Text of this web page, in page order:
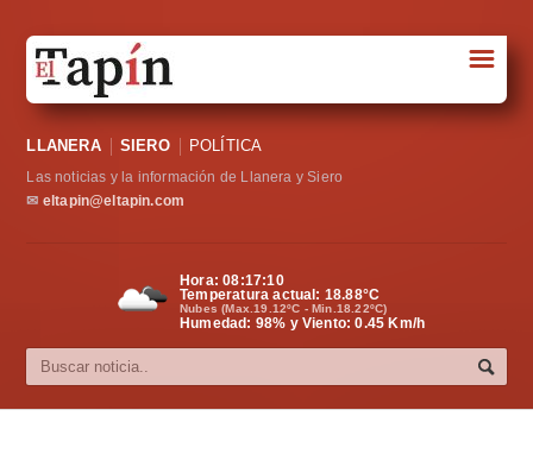
Sociedad
Política
Cultura
☰
LLANERA SIERO POLÍTICA
Las noticias y la información de Llanera y Siero
✉ eltapin@eltapin.com
Hora:08:17:11
Temperatura actual: 18.88°C
Nubes (Max.19.12ºC - Min.18.22ºC)
Humedad: 98% y Viento: 0.45 Km/h